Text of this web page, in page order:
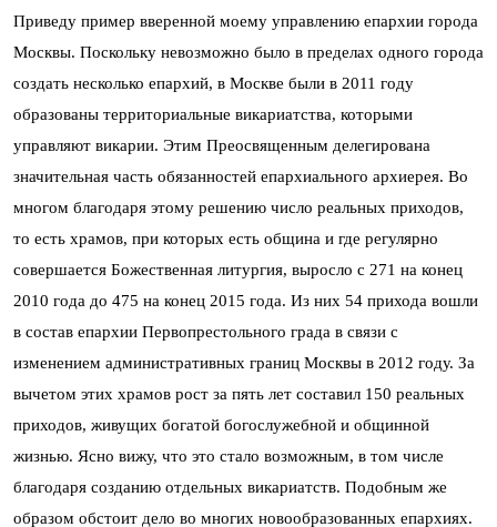
Приведу пример вверенной моему управлению епархии города
Москвы. Поскольку невозможно было в пределах одного города
создать несколько епархий, в Москве были в 2011 году
образованы территориальные викариатства, которыми
управляют викарии. Этим Преосвященным делегирована
значительная часть обязанностей епархиального архиерея. Во
многом благодаря этому решению число реальных приходов,
то есть храмов, при которых есть община и где регулярно
совершается Божественная литургия, выросло с 271 на конец
2010 года до 475 на конец 2015 года. Из них 54 прихода вошли
в состав епархии Первопрестольного града в связи с
изменением административных границ Москвы в 2012 году. За
вычетом этих храмов рост за пять лет составил 150 реальных
приходов, живущих богатой богослужебной и общинной
жизнью. Ясно вижу, что это стало возможным, в том числе
благодаря созданию отдельных викариатств. Подобным же
образом обстоит дело во многих новообразованных епархиях.